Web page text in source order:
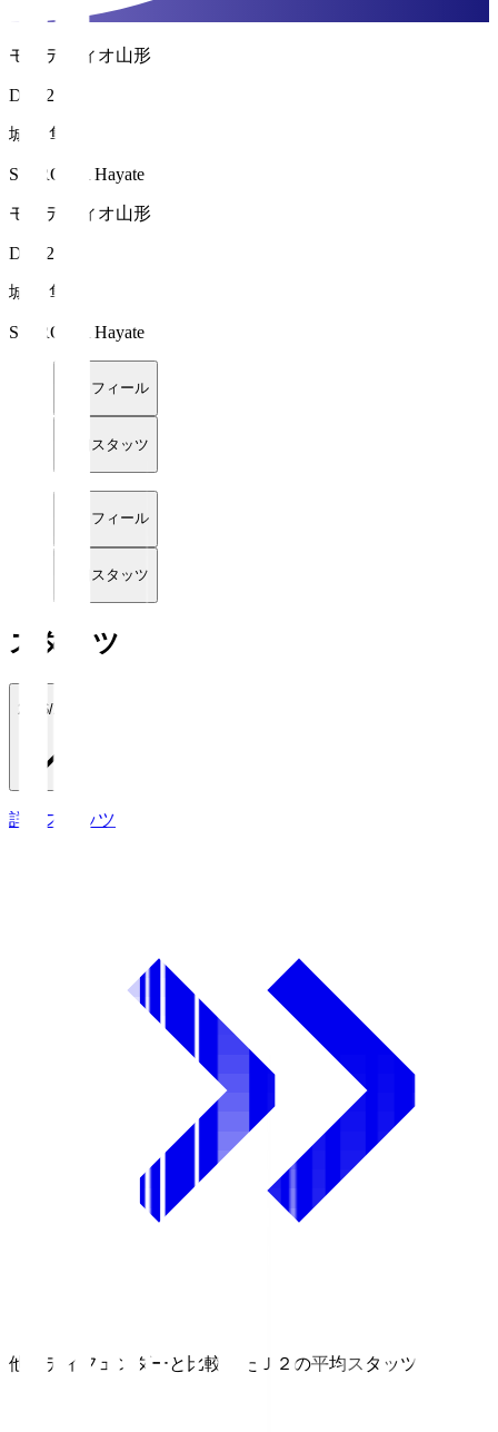
モンテディオ山形
DF 22
城和 隼颯
SHIROWA Hayate
モンテディオ山形
DF 22
城和 隼颯
SHIROWA Hayate
プロフィール
詳細スタッツ
プロフィール
詳細スタッツ
スタッツ
2026/27
詳細スタッツ
他のディフェンダーと比較したＪ２の平均スタッツ